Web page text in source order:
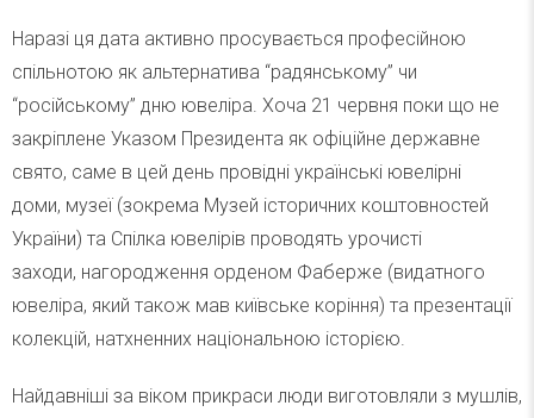
Наразі ця дата активно просувається професійною
спільнотою як альтернатива “радянському” чи
“російському” дню ювеліра. Хоча 21 червня поки що не
закріплене Указом Президента як офіційне державне
свято, саме в цей день провідні українські ювелірні
доми, музеї (зокрема Музей історичних коштовностей
України) та Спілка ювелірів проводять урочисті
заходи, нагородження орденом Фаберже (видатного
ювеліра, який також мав київське коріння) та презентації
колекцій, натхненних національною історією.
Найдавніші за віком прикраси люди виготовляли з мушлів,